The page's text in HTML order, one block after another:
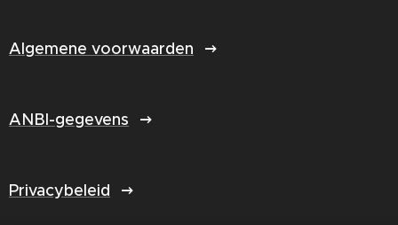
Algemene voorwaarden
ANBI-gegevens
Privacybeleid